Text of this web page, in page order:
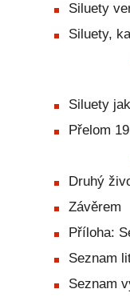
Siluety
Siluety,
Siluety
Přelom
Druhý
Závěrem
Příloha:
Seznam
Seznam